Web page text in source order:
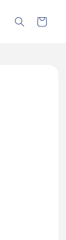
Carrello